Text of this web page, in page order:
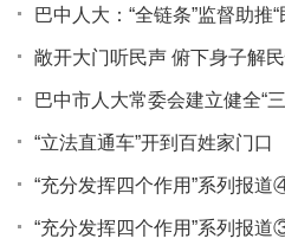
巴中人大：“全链条”监督助推“
敞开大门听民声 俯下身子解
“立法直通车”开到百姓家门口